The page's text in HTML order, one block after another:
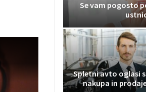
Se vam pogosto
Spletni avto oglasi
nakupa in